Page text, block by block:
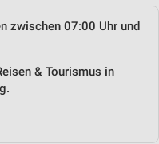
zwischen 07:00 Uhr und
& Tourismus in